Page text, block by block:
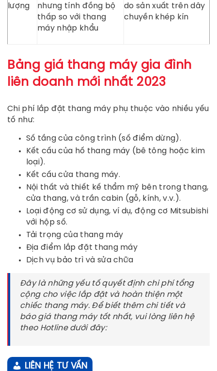
lượng
nhưng tính đồng bộ
thấp so với thang
máy nhập khẩu
do sản xuất trên dây
chuyền khép kín
Bảng giá thang máy gia đình
liên doanh mới nhất 2023
Chi phí lắp đặt thang máy phụ thuộc vào nhiều yếu
tố như:
Số tầng của công trình (số điểm dừng).
Kết cấu của hố thang máy (bê tông hoặc kim
loại).
Kết cấu cửa thang máy.
Nội thất và thiết kế thẩm mỹ bên trong thang,
cửa thang, và trần cabin (gỗ, kính, v.v.).
Loại động cơ sử dụng, ví dụ, động cơ Mitsubishi
với hộp số.
Tải trọng của thang máy
Địa điểm lắp đặt thang máy
Dịch vụ bảo trì và sửa chữa
Đây là những yếu tố quyết định chi phí tổng
cộng cho việc lắp đặt và hoàn thiện một
chiếc thang máy. Để biết thêm chi tiết và
báo giá thang máy tốt nhất, vui lòng liên hệ
theo Hotline dưới đây:
LIÊN HỆ TƯ VẤN